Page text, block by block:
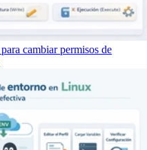
cambiar permisos de